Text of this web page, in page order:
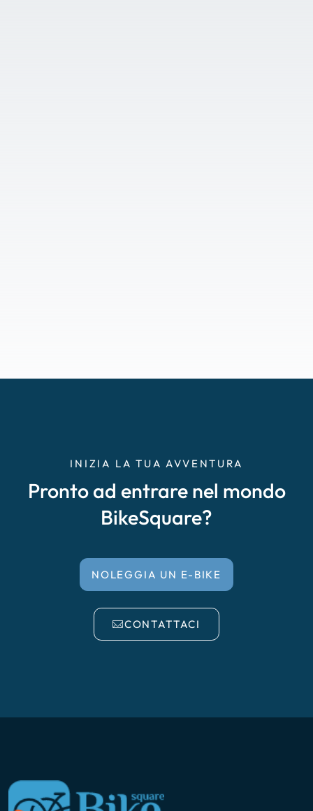
INIZIA LA TUA AVVENTURA
Pronto ad entrare nel mondo
BikeSquare?
NOLEGGIA UN E-BIKE
CONTATTACI